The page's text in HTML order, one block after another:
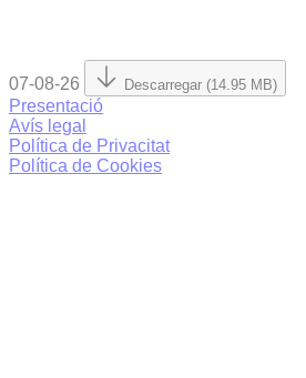
07-08-26 Descarregar (14.95 MB)
Presentació
Avís legal
Política de Privacitat
Política de Cookies